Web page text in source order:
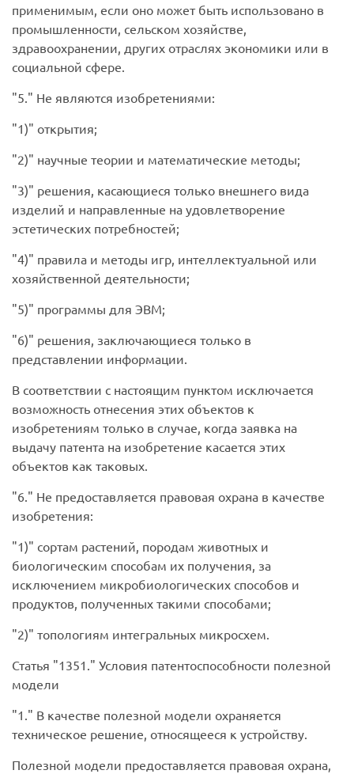
применимым, если оно может быть использовано в
промышленности, сельском хозяйстве,
здравоохранении, других отраслях экономики или в
социальной сфере.
5.
Не являются изобретениями:
1) открытия;
2)
научные теории и математические методы;
3)
решения, касающиеся только внешнего вида
изделий и направленные на удовлетворение
эстетических потребностей;
4)
правила и методы игр, интеллектуальной или
хозяйственной деятельности;
5)
программы для ЭВМ;
6)
решения, заключающиеся только в
представлении информации.
В соответствии с настоящим пунктом исключается
возможность отнесения этих объектов к
изобретениям только в случае, когда заявка на
выдачу патента на изобретение касается этих
объектов как таковых.
6.
Не предоставляется правовая охрана в качестве
изобретения:
1) сортам растений, породам животных и
биологическим способам их получения, за
исключением микробиологических способов и
продуктов, полученных такими способами;
2) топологиям интегральных микросхем.
Статья
1351. Условия патентоспособности полезной
модели
1.
В качестве полезной модели охраняется
техническое решение, относящееся к устройству.
Полезной модели предоставляется правовая охрана,